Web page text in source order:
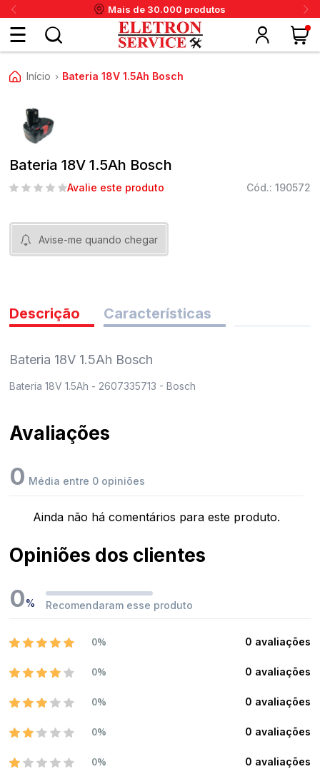
Mais de 30.000 produtos
se
Panex
Início › Bateria 18V 1.5Ah Bosch
Bateria 18V 1.5Ah Bosch
Avalie este produto Cód.: 190572
Avise-me quando chegar
Descrição
Bateria 18V 1.5Ah Bosch
Bateria 18V 1.5Ah - 2607335713 - Bosch
Características
Avaliações
0 Média entre 0 opiniões
Ainda não há comentários para este produto.
Opiniões dos clientes
0% Recomendaram esse produto
0% 0 avaliações
0% 0 avaliações
0% 0 avaliações
0% 0 avaliações
0% 0 avaliações